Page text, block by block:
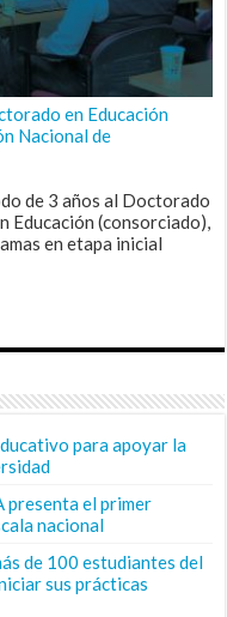
en Educación
Nacional de
de 3 años al Doctorado
(consorciado),
en etapa inicial
para apoyar la
presenta el primer
nacional
de 100 estudiantes del
sus prácticas